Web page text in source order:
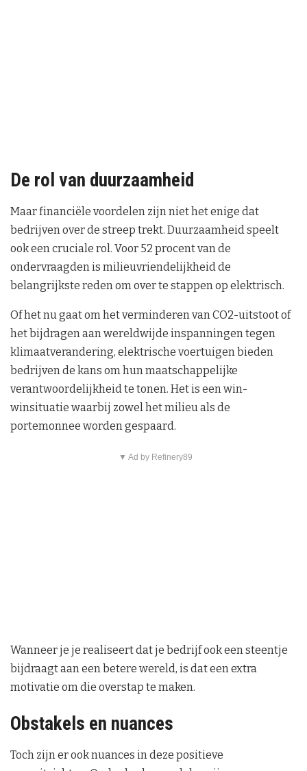
De rol van duurzaamheid
Maar financiële voordelen zijn niet het enige dat
bedrijven over de streep trekt. Duurzaamheid speelt
ook een cruciale rol. Voor 52 procent van de
ondervraagden is milieuvriendelijkheid de
belangrijkste reden om over te stappen op elektrisch.
Of het nu gaat om het verminderen van CO2-uitstoot of
het bijdragen aan wereldwijde inspanningen tegen
klimaatverandering, elektrische voertuigen bieden
bedrijven de kans om hun maatschappelijke
verantwoordelijkheid te tonen. Het is een win-
winsituatie waarbij zowel het milieu als de
portemonnee worden gespaard.
▼ Ad by Refinery89
Wanneer je je realiseert dat je bedrijf ook een steentje
bijdraagt aan een betere wereld, is dat een extra
motivatie om die overstap te maken.
Obstakels en nuances
Toch zijn er ook nuances in deze positieve